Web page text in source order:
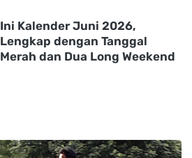
Ini Kalender Juni 2026,
Lengkap dengan Tanggal
Merah dan Dua Long Weekend